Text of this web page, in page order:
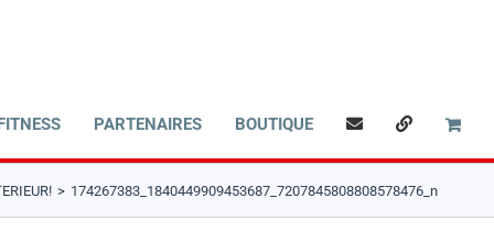
PARTENAIRES BOUTIQUE
174267383_1840449909453687_7207845808808578476_n